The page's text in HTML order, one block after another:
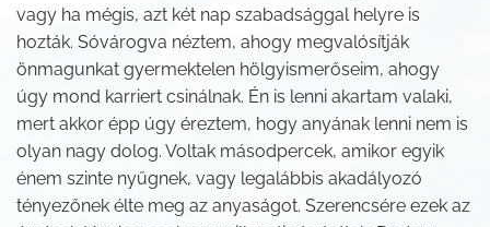
vagy ha mégis, azt két nap szabadsággal helyre is
hozták. Sóvárogva néztem, ahogy megvalósítják
önmagunkat gyermektelen hölgyismerőseim, ahogy
úgy mond karriert csinálnak. Én is lenni akartam valaki,
mert akkor épp úgy éreztem, hogy anyának lenni nem is
olyan nagy dolog. Voltak másodpercek, amikor egyik
énem szinte nyűgnek, vagy legalábbis akadályozó
tényezőnek élte meg az anyaságot. Szerencsére ezek az